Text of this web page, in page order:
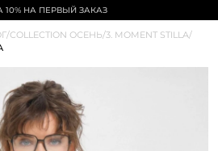
10% НА ПЕРВЫЙ ЗАКАЗ
/COLLECTION ОСЕНЬ/3. MOMENT STILLA/